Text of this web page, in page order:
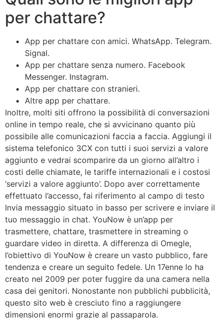
per chattare?
App per chattare con amici. WhatsApp. Telegram.
Signal.
App per chattare senza numero. Facebook
Messenger. Instagram.
App per chattare con stranieri.
Altre app per chattare.
Inoltre, molti siti offrono la possibilità di conversazioni
online in tempo reale, che si avvicinano quanto più
possibile alle comunicazioni faccia a faccia. Aggiungi il
sistema telefonico 3CX con tutti i suoi servizi a valore
aggiunto e vedrai scomparire da un giorno all’altro i
costi delle chiamate, le tariffe internazionali e i costosi
‘servizi a valore aggiunto’. Dopo aver correttamente
effettuato l’accesso, fai riferimento al campo di testo
Invia messaggio situato in basso per scrivere e inviare il
tuo messaggio in chat. YouNow è un’app per
trasmettere, chattare, trasmettere in streaming o
guardare video in diretta. A differenza di Omegle,
l’obiettivo di YouNow è creare un vasto pubblico, fare
tendenza e creare un seguito fedele. Un 17enne lo ha
creato nel 2009 per poter fuggire da una camera nella
casa dei genitori. Nonostante non pubblichi pubblicità,
questo sito web è cresciuto fino a raggiungere
dimensioni enormi grazie al passaparola.